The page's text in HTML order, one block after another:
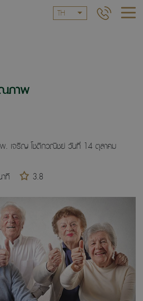
TH
ภาพ
. เจริญ โชติกวณิชย์ วันที่ 14 ตุลาคม
ที
3.8